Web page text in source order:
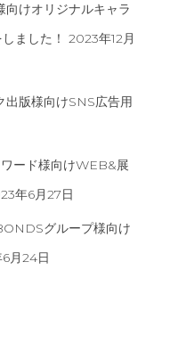
向けオリジナルキャラ
ました！ 2023年12月
出版様向けSNS広告用
ード様向けWEB&展
年6月27日
グループ様向け
月24日